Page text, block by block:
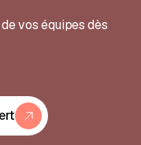
vos équipes dès